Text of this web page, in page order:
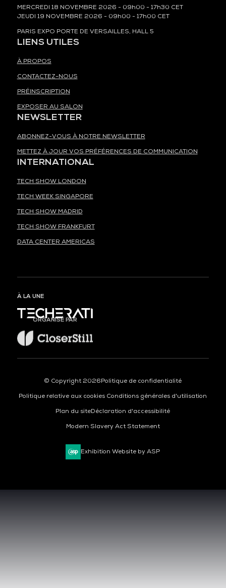
MERCREDI 18 NOVEMBRE 2026 - 09h00 - 17h30 CET
JEUDI 19 NOVEMBRE 2026 - 09h00 - 17h00 CET
PARIS EXPO PORTE DE VERSAILLES, HALL 5
LIENS UTILES
À PROPOS
CONTACTEZ-NOUS
PRÉINSCRIPTION
EXPOSER AU SALON
NEWSLETTER
ABONNEZ-VOUS À NOTRE NEWSLETTER
METTEZ À JOUR VOS PRÉFÉRENCES DE COMMUNICATION
INTERNATIONAL
TECH SHOW LONDON
TECH WEEK SINGAPORE
TECH SHOW MADRID
TECH SHOW FRANKFURT
DATA CENTER AMERICAS
À LA UNE
ORGANISÉ PAR
© Copyright 2026Politique de confidentialité
Politique relative aux cookies Conditions générales d'utilisation
Plan du siteDéclaration d'accessibilité
Modern Slavery Act Statement
Exhibition Website by ASP